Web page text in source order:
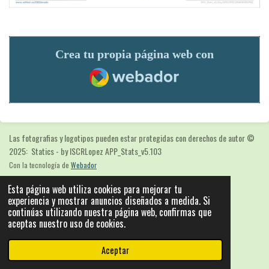
Esta página web utiliza cookies para mejorar tu
experiencia y mostrar anuncios diseñados a medida. Si
continúas utilizando nuestra página web, confirmas que
aceptas nuestro uso de cookies.
Aceptar
Crea tu propia página web con
Webador
Las fotografias y logotipos pueden estar protegidas con derechos de autor©
2025: Statics - by ISCRLopez APP_Stats_v5.103
Con la tecnología de Webador